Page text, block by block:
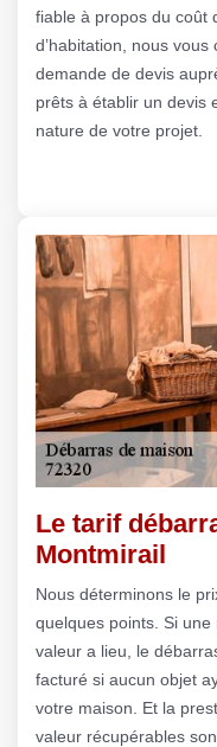
fiable à propos du coût
d’habitation, nous
demande de devis
prêts à établir un devis
nature de votre projet.
Le tarif
Montmirail
Nous déterminons le
quelques points. Si
valeur a lieu, le
facturé si aucun objet
votre maison. Et la
valeur récupérables